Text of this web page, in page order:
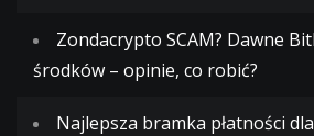
Zondacrypto SCAM? Dawne
środków – opinie, co robić?
Najlepsza bramka płatności